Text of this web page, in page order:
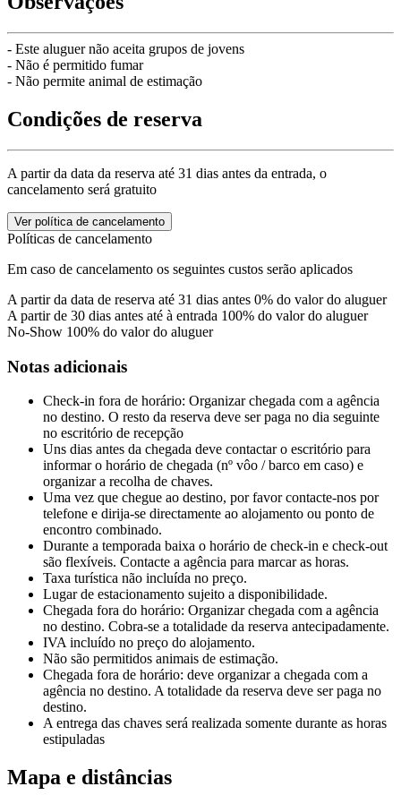
- Este aluguer não aceita grupos de jovens
- Não é permitido fumar
- Não permite animal de estimação
Condições de reserva
A partir da data da reserva até 31 dias antes da entrada, o
cancelamento será gratuito
Ver política de cancelamento
Políticas de cancelamento
Em caso de cancelamento os seguintes custos serão aplicados
A partir da data de reserva até 31 dias antes 0% do valor do aluguer
A partir de 30 dias antes até à entrada 100% do valor do aluguer
No-Show 100% do valor do aluguer
Notas adicionais
Check-in fora de horário: Organizar chegada com a agência
no destino. O resto da reserva deve ser paga no dia seguinte
no escritório de recepção
Uns dias antes da chegada deve contactar o escritório para
informar o horário de chegada (nº vôo / barco em caso) e
organizar a recolha de chaves.
Uma vez que chegue ao destino, por favor contacte-nos por
telefone e dirija-se directamente ao alojamento ou ponto de
encontro combinado.
Durante a temporada baixa o horário de check-in e check-out
são flexíveis. Contacte a agência para marcar as horas.
Taxa turística não incluída no preço.
Lugar de estacionamento sujeito a disponibilidade.
Chegada fora do horário: Organizar chegada com a agência
no destino. Cobra-se a totalidade da reserva antecipadamente.
IVA incluído no preço do alojamento.
Não são permitidos animais de estimação.
Chegada fora de horário: deve organizar a chegada com a
agência no destino. A totalidade da reserva deve ser paga no
destino.
A entrega das chaves será realizada somente durante as horas
estipuladas
Mapa e distâncias